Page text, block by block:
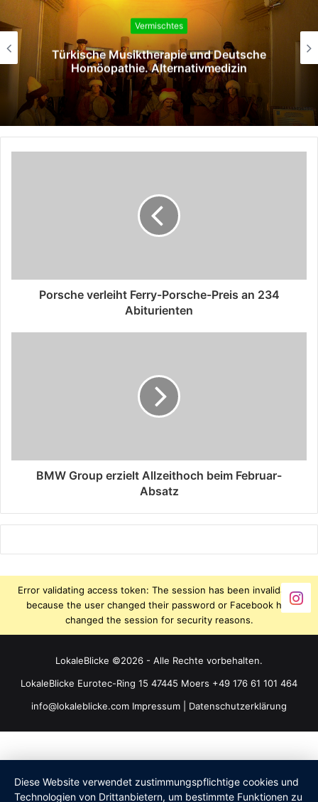
Vermischtes
Türkische Musiktherapie und Deutsche
Homöopathie. Alternativmedizin
Porsche verleiht Ferry-Porsche-Preis an 234
Abiturienten
BMW Group erzielt Allzeithoch beim Februar-
Absatz
Error validating access token: The session has been invalidated
because the user changed their password or Facebook has
changed the session for security reasons.
LokaleBlicke ©2026 - Alle Rechte vorbehalten.
LokaleBlicke Eurotec-Ring 15 47445 Moers +49 176 61 101 464
info@lokaleblicke.com Impressum Datenschutzerklärung
Diese Website verwendet zustimmungspflichtige cookies und
Technologien von Drittanbietern, um bestimmte Funktionen zu